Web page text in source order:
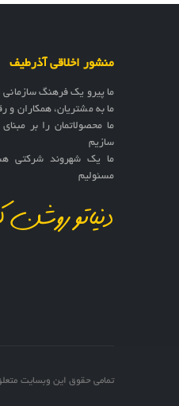
منشور اخلاقی آذرطیف
ما پیرو یک فرهنگ سازمانی
ما به مشتریان، همکاران و
ما محصولاتمان را بر
سازیم
ما یک شهروند شرکتی
مسئولیم
دنیاتو
تمامی حقوق این وبسایت